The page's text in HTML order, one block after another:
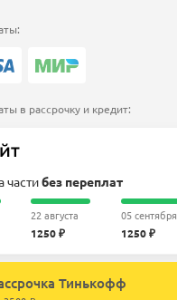
в рассрочку и кредит:
частибез переплат
22 августа
1250 ₽
05 сентября
1250 ₽
Тинькофф